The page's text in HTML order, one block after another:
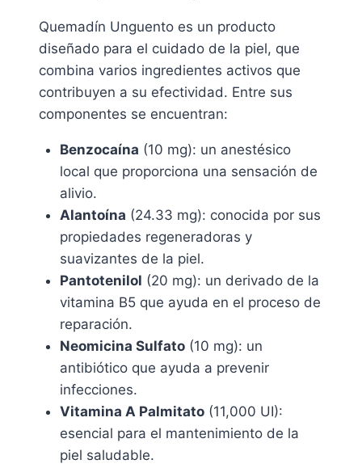
Quemadín Unguento es un producto
diseñado para el cuidado de la piel, que
combina varios ingredientes activos que
contribuyen a su efectividad. Entre sus
componentes se encuentran:
Benzocaína (10 mg): un anestésico
local que proporciona una sensación de
alivio.
Alantoína (24.33 mg): conocida por sus
propiedades regeneradoras y
suavizantes de la piel.
Pantotenilol (20 mg): un derivado de la
vitamina B5 que ayuda en el proceso de
reparación.
Neomicina Sulfato(10 mg): un
antibiótico que ayuda a prevenir
infecciones.
Vitamina A Palmitato(11,000 UI):
esencial para el mantenimiento de la
piel saludable.